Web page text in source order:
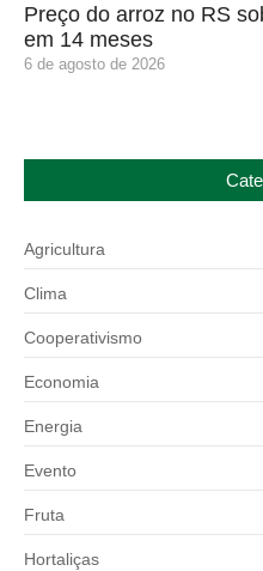
Preço do arroz no RS
em 14 meses
6 de agosto de 2026
Agricultura
Clima
Cooperativismo
Economia
Energia
Evento
Fruta
Hortaliças